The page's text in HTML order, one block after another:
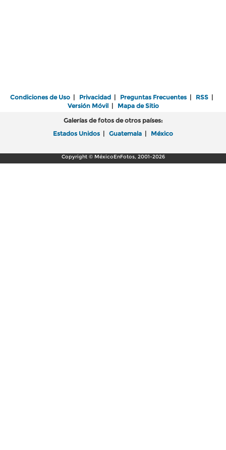
Condiciones de Uso | Privacidad | Preguntas Frecuentes | RSS |
Versión Móvil| Mapa de Sitio
Galerías de fotos de otros países:
Estados Unidos | Guatemala | México
Copyright © MéxicoEnFotos, 2001-2026